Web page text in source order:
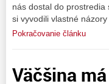
nás dostal do
si vyvodili vlastné
Pokračovanie článku
Väčšina